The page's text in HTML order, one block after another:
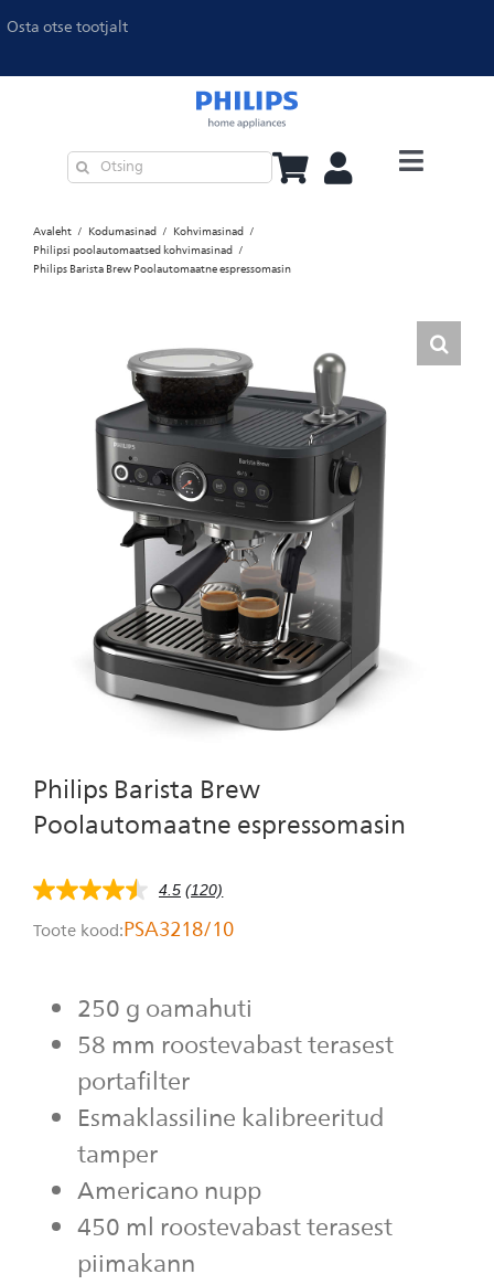
Osta otse tootjalt
Köögitehnika
Õhupuhastajad ja õhuniisutajad
Kohvimasinad
Tolmuimejad
Philips Pet Series
Isiklik hooldus
Avaleht Kodumasinad
Kohvimasinad
Philipsi poolautomaatsed kohvimasinad
Philips Barista Brew Poolautomaatne espressomasin
Philips Barista Brew
Poolautomaatne espressomasin
4.5
5-
väärtus.
Read
120
Reviews.
link.
4.5 (120)
Toote kood:PSA3218/10
250 g oamahuti
58 mm roostevabast terasest
portafilter
Esmaklassiline kalibreeritud
tamper
Americano nupp
450 ml roostevabast terasest
piimakann